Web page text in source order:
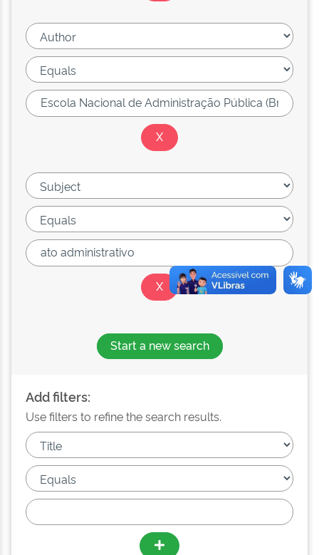
Start a new search
Add filters:
Use filters to refine the search results.